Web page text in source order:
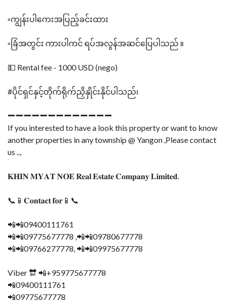
▫️ကျွန်းပါကေးအပြည့်ခင်းထား
▫️ခြံအတွင်း ကားပါကင် ရပ်အလွန်အဆင်‌ပြေပါသည် ။
💵 Rental fee - 1000 USD (nego)
#ပိုင်ရှင်နှင့်တိုက်ရိုက်ညှိနှိုင်းနိုင်ပါသည်၊
➖➖➖➖➖➖➖➖➖➖➖➖➖
If you interested to have a look this property or want to know
another properties in any township @ Yangon ,Please contact
us ..,
𝐊𝐇𝐈𝐍 𝐌𝐘𝐀𝐓 𝐍𝐎𝐄 𝐑𝐞𝐚𝐥 𝐄𝐬𝐭𝐚𝐭𝐞 𝐂𝐨𝐦𝐩𝐚𝐧𝐲 𝐋𝐢𝐦𝐢𝐭𝐞𝐝.
📞📱𝐂𝐨𝐧𝐭𝐚𝐜𝐭 𝐟𝐨𝐫📱📞
📲📲09400111761
📲📲09775677778 ,📲📲09780677778
📲📲09766277778, 📲📲09975677778
Viber 🔛 📲+959775677778
📲09400111761
📲09775677778